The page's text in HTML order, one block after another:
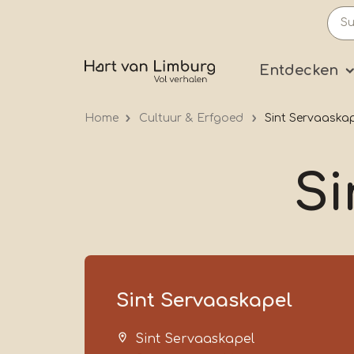
Entdecken
Home Cultuur & Erfgoed Sint
Sint Servaaskapel
Sint Servaaskapel